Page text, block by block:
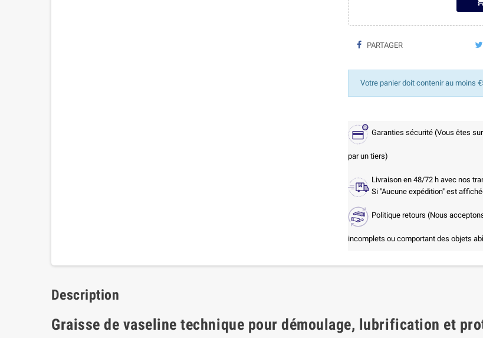
PARTAGER
Votre panier doit contenir au moins
Garanties sécurité (Vous êtes
par un tiers)
Livraison en 48/72 h avec nos
Si "Aucune expédition" est
Politique retours (Nous
incomplets ou comportant des objets
Description
Graisse de vaseline technique pour démoulage, lubrification et